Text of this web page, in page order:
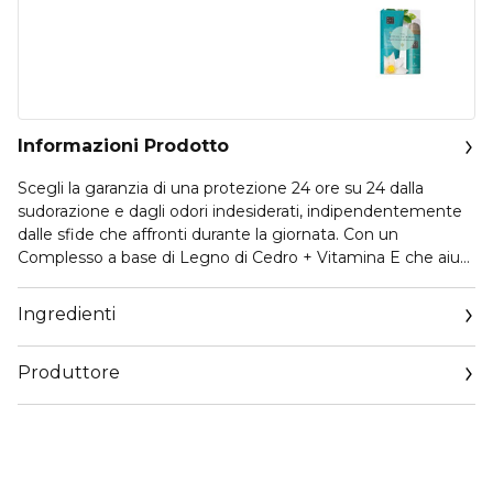
Informazioni Prodotto
Scegli la garanzia di una protezione 24 ore su 24 dalla
sudorazione e dagli odori indesiderati, indipendentemente
dalle sfide che affronti durante la giornata. Con un
Complesso a base di Legno di Cedro + Vitamina E che aiuta
tonificante e aromatica.
• Antitraspirante 24 ore
• Aiuta a bloccare il sudore
Ingredienti
Produttore